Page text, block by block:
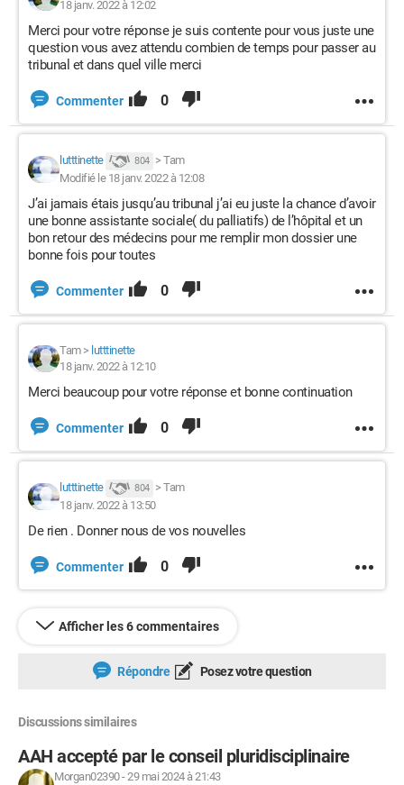
18 janv. 2022 à 12:02
Merci pour votre réponse je suis contente pour vous juste une
question vous avez attendu combien de temps pour passer au
tribunal et dans quel ville merci
Commenter 0
lutttinette 804 > Tam
Modifié le 18 janv. 2022 à 12:08
J’ai jamais étais jusqu’au tribunal j’ai eu juste la chance d’avoir
une bonne assistante sociale( du palliatifs) de l’hôpital et un
bon retour des médecins pour me remplir mon dossier une
bonne fois pour toutes
Commenter 0
Tam> lutttinette
18 janv. 2022 à 12:10
Merci beaucoup pour votre réponse et bonne continuation
Commenter 0
lutttinette 804 > Tam
18 janv. 2022 à 13:50
De rien . Donner nous de vos nouvelles
Commenter 0
Afficher les 6 commentaires
Répondre Posez votre question
Discussions similaires
AAH accepté par le conseil pluridisciplinaire
Morgan02390-29 mai 2024 à 21:43